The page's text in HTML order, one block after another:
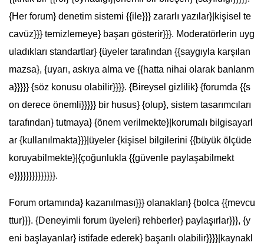
{Her forum} denetim sistemi {{ile}}} zararlı yazılar}|kişisel te
cavüz}}} temizlemeye} başarı gösterir}}}. Moderatörlerin uyg
uladıkları standartlar} {üyeler tarafından {{saygıyla karşılan
mazsa}, {uyarı, askıya alma ve {{hatta nihai olarak banlanm
a}}}}} {söz konusu olabilir}}}}. {Bireysel gizlilik} {forumda {{s
on derece önemli}}}}} bir husus} {olup}, sistem tasarımcıları
tarafından} tutmaya} {önem verilmekte}|korumalı bilgisayarl
ar {kullanılmakta}}}|üyeler {kişisel bilgilerini {{büyük ölçüde
koruyabilmekte}|{çoğunlukla {{güvenle paylaşabilmekt
e}}}}}}}}}}}}}}.
Forum ortamında} kazanılması}}} olanakları} {bolca {{mevcu
ttur}}}. {Deneyimli forum üyeleri} rehberler} paylaşırlar}}}, {y
eni başlayanlar} istifade ederek} başarılı olabilir}}}}|kaynakl